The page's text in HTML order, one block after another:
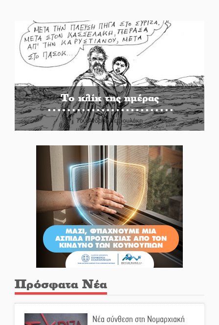
Το κλίκ της ημέρας
Του Ανδρέα Πετρουλάκη
Πρόσφατα Νέα
Νέα σύνθεση στη Νομαρχιακή